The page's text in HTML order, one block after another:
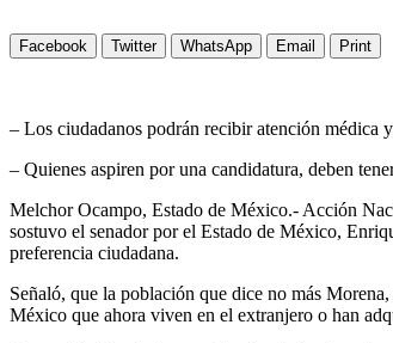
Facebook Twitter WhatsApp Email Print
– Los ciudadanos podrán recibir atención médica
– Quienes aspiren por una candidatura, deben
Melchor Ocampo, Estado de México.- Acción
sostuvo el senador por el Estado de México,
preferencia ciudadana.
Señaló, que la población que dice no más
México que ahora viven en el extranjero o han